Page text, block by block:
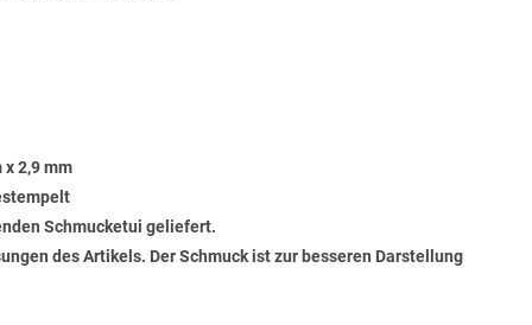
x 2,9 mm
Schmucketui geliefert.
des Artikels. Der Schmuck ist zur besseren Darstellung